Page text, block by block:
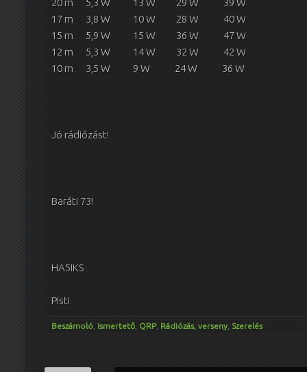
20 m 5,3 W 13 W 29 W 39 W
17 m 3,8 W 10 W 28 W 40 W
15 m 5,9 W 15 W 36 W 47 W
12 m 5,3 W 14 W 32 W 42 W
10 m 3,5 W 9 W 24 W 36 W
Jó rádiózást!
Baráti 73!
HA5IKS
Pisti
Beszámoló Ismertető QRP, Rádiózás, verseny Szerelés